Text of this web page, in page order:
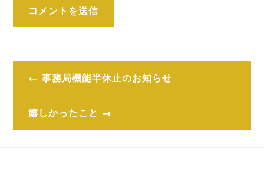
投
ナ
ビ
事務局機能半休止のお知らせ
嬉しかったこと